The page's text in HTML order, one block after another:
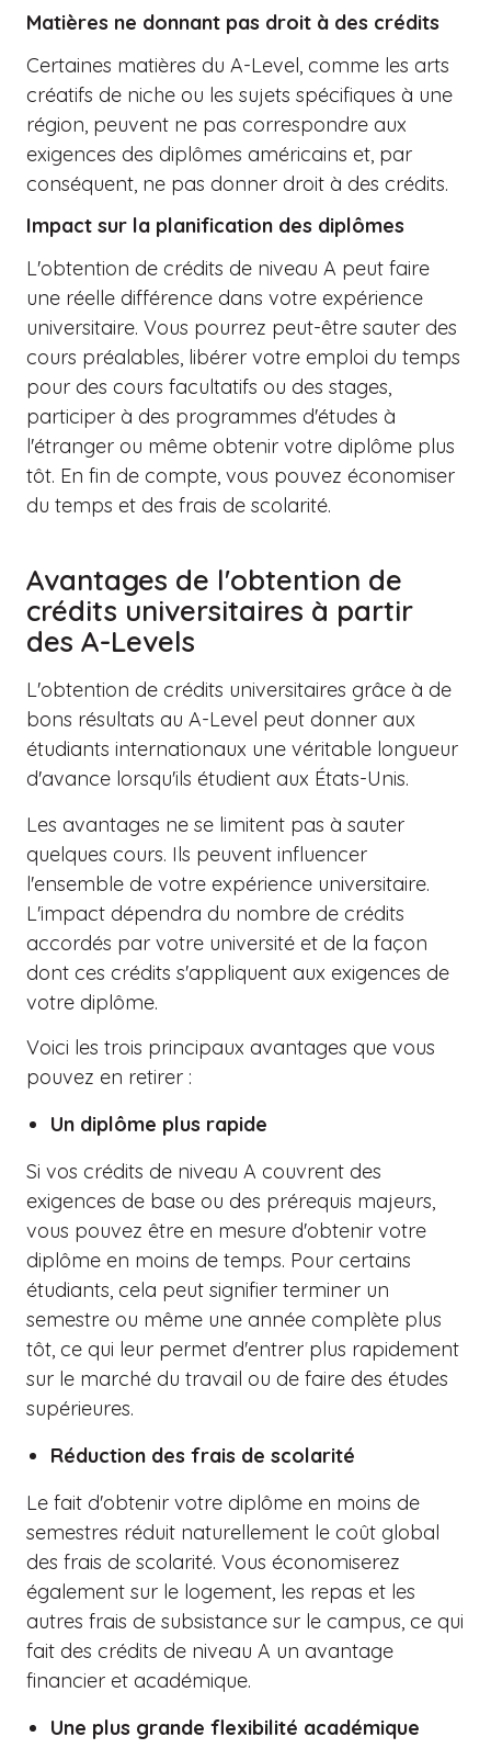
Matières ne donnant pas droit à des crédits
Certaines matières du A-Level, comme les arts
créatifs de niche ou les sujets spécifiques à une
région, peuvent ne pas correspondre aux
exigences des diplômes américains et, par
conséquent, ne pas donner droit à des crédits.
Impact sur la planification des diplômes
L'obtention de crédits de niveau A peut faire
une réelle différence dans votre expérience
universitaire. Vous pourrez peut-être sauter des
cours préalables, libérer votre emploi du temps
pour des cours facultatifs ou des stages,
participer à des programmes d'études à
l'étranger ou même obtenir votre diplôme plus
tôt. En fin de compte, vous pouvez économiser
du temps et des frais de scolarité.
Avantages de l'obtention de
crédits universitaires à partir
des A-Levels
L'obtention de crédits universitaires grâce à de
bons résultats au A-Level peut donner aux
étudiants internationaux une véritable longueur
d'avance lorsqu'ils étudient aux États-Unis.
Les avantages ne se limitent pas à sauter
quelques cours. Ils peuvent influencer
l'ensemble de votre expérience universitaire.
L'impact dépendra du nombre de crédits
accordés par votre université et de la façon
dont ces crédits s'appliquent aux exigences de
votre diplôme.
Voici les trois principaux avantages que vous
pouvez en retirer :
Un diplôme plus rapide
Si vos crédits de niveau A couvrent des
exigences de base ou des prérequis majeurs,
vous pouvez être en mesure d'obtenir votre
diplôme en moins de temps. Pour certains
étudiants, cela peut signifier terminer un
semestre ou même une année complète plus
tôt, ce qui leur permet d'entrer plus rapidement
sur le marché du travail ou de faire des études
supérieures.
Réduction des frais de scolarité
Le fait d'obtenir votre diplôme en moins de
semestres réduit naturellement le coût global
des frais de scolarité. Vous économiserez
également sur le logement, les repas et les
autres frais de subsistance sur le campus, ce qui
fait des crédits de niveau A un avantage
financier et académique.
Une plus grande flexibilité académique